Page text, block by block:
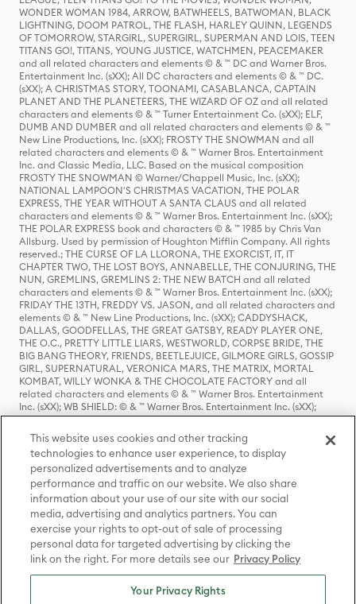
WONDER WOMAN 1984, ARROW, BATWHEELS, BATWOMAN, BLACK
LIGHTNING, DOOM PATROL, THE FLASH, HARLEY QUINN, LEGENDS
OF TOMORROW, STARGIRL, SUPERGIRL, SUPERMAN AND LOIS, TEEN
TITANS GO!, TITANS, YOUNG JUSTICE, WATCHMEN, PEACEMAKER
and all related characters and elements © & ™ DC and Warner Bros.
Entertainment Inc. (sXX); All DC characters and elements © & ™ DC.
(sXX); A CHRISTMAS STORY, TOONAMI, CASABLANCA, CAPTAIN
PLANET AND THE PLANETEERS, THE WIZARD OF OZ and all related
characters and elements © & ™ Turner Entertainment Co. (sXX); ELF,
DUMB AND DUMBER and all related characters and elements © & ™
New Line Productions, Inc. (sXX); FROSTY THE SNOWMAN and all
related characters and elements © & ™ Warner Bros. Entertainment
Inc. and Classic Media, LLC. Based on the musical composition
FROSTY THE SNOWMAN © Warner/Chappell Music, Inc. (sXX);
NATIONAL LAMPOON'S CHRISTMAS VACATION, THE POLAR
EXPRESS, THE YEAR WITHOUT A SANTA CLAUS and all related
characters and elements © & ™ Warner Bros. Entertainment Inc. (sXX);
THE POLAR EXPRESS book and characters © & ™ 1985 by Chris Van
Allsburg. Used by permission of Houghton Mifflin Company. All rights
reserved.; THE CURSE OF LA LLORONA, THE EXORCIST, IT, IT
CHAPTER TWO, THE LOST BOYS, ANNABELLE, THE CONJURING, THE
NUN, GREMLINS, GREMLINS 2: THE NEW BATCH and all related
characters and elements © & ™ Warner Bros. Entertainment Inc. (sXX);
FRIDAY THE 13TH, FREDDY VS. JASON, and all related characters and
elements © & ™ New Line Productions, Inc. (sXX); CADDYSHACK,
DALLAS, GOODFELLAS, THE GREAT GATSBY, READY PLAYER ONE,
THE O.C., PRETTY LITTLE LIARS, WESTWORLD, CORPSE BRIDE, THE
BIG BANG THEORY, FRIENDS, BEETLEJUICE, GILMORE GIRLS, GOSSIP
GIRL, SUPERNATURAL, VERONICA MARS, THE MATRIX, MORTAL
KOMBAT, WILLY WONKA & THE CHOCOLATE FACTORY and all
related characters and elements © & ™ Warner Bros. Entertainment
Inc. (sXX); WB SHIELD: © & ™ Warner Bros. Entertainment Inc. (sXX);
HOUSE OF THE DRAGON, GAME OF THRONES, and all related
characters and elements © & ™ Home Box Office, Inc. (sXX); CHILLING
ADVENTURES OF SABRINA, RIVERDALE © & ™ Warner Bros.
Entertainment Inc. Archie Comics and all related characters and
elements © & ™ Archie Comic Publications, Inc. Used with permission.
(sXX); SEINFELD and all related characters and elements © & ™ Castle
Rock Entertainment. (sXX); TED LASSO © & ™ Warner Bros.
Entertainment Inc. & Universal Television LLC (sXX); THE HOBBIT: AN
UNEXPECTED JOURNEY, THE HOBBIT: THE DESOLATION OF SMAUG,
THE HOBBIT: THE BATTLE OF THE FIVE ARMIES, THE LORD OF THE
RINGS: THE FELLOWSHIP OF THE RING, THE LORD OF THE RINGS: THE
TWO TOWERS, THE LORD OF THE RINGS: THE RETURN OF THE KING
and the names of the characters, items, events and places therein are
TM of The Saul Zaentz Company d/b/a Middle-earth Enterprises
under license to New Line Productions, Inc. (sXX), © Warner Bros.
This website uses cookies and other tracking
technologies to enhance user experience, to display
personalized advertisements and to analyze
performance and traffic on our website. We also share
information about your use of our site with our social
media, advertising and analytics partners. You can
exercise your rights to opt-out of sale of processing
personal data for targeted advertising by clicking the
link on the right. For more details see our Privacy Policy
Your Privacy Rights